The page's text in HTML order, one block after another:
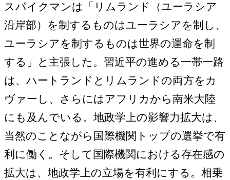
スパイクマンは「リムランド（ユーラシア
沿岸部）を制するものはユーラシアを制し、
ユーラシアを制するものは世界の運命を制
する」と主張した。習近平の進める一帯一路
は、ハートランドとリムランドの両方をカ
ヴァーし、さらにはアフリカから南米大陸
にも及んでいる。地政学上の影響力拡大は、
当然のことながら国際機関トップの選挙で有
利に働く。そして国際機関における存在感の
拡大は、地政学上の立場を有利にする。相乗